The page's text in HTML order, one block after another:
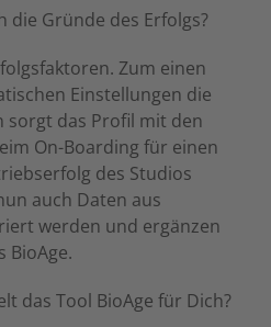
die Gründe des Erfolgs?
Zum einen
Einstellungen die
sorgt das Profil mit den
On-Boarding für einen
des Studios
auch Daten aus
werden und ergänzen
BioAge.
das Tool BioAge für Dich?